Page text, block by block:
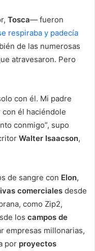
Tosca― fueron
respiraba y padecía
de las numerosas
atravesaron. Pero
con él. Mi padre
él haciéndole
conmigo”, supo
Walter Isaacson,
de sangre con Elon,
comerciales desde
como Zip2,
los campos de
empresas millonarias,
por proyectos